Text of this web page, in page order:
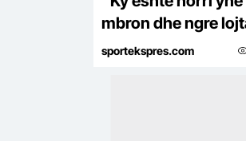
mbron dhe ngre
Mbijeton
sportekspres.com